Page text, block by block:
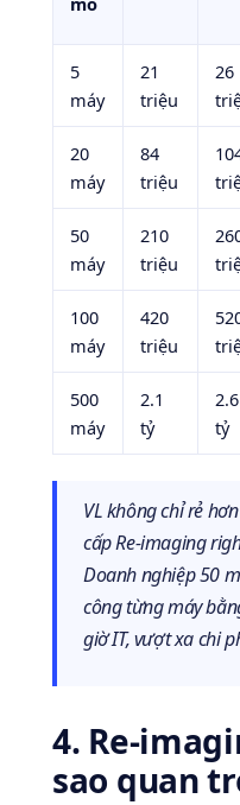
5
máy
21
triệu
26
20
máy
84
triệu
50
máy
210
triệu
100
máy
420
triệu
500
máy
2.1
tỷ
2.6
tỷ
VL không chỉ rẻ
cấp Re-imaging
Doanh nghiệp 50
công từng máy
giờ IT, vượt xa chi
4. Re-
sao quan